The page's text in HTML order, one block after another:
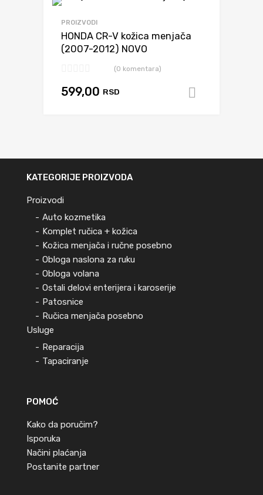
PROIZVODI
HONDA CR-V kožica menjača
(2007-2012) NOVO
(0 komentara)
599,00 RSD
KATEGORIJE PROIZVODA
Proizvodi
Auto kozmetika
Komplet ručica + kožica
Kožica menjača i ručne posebno
Obloga naslona za ruku
Obloga volana
Ostali delovi enterijera i karoserije
Patosnice
Ručica menjača posebno
Usluge
Reparacija
Tapaciranje
POMOĆ
Kako da poručim?
Isporuka
Načini plaćanja
Postanite partner